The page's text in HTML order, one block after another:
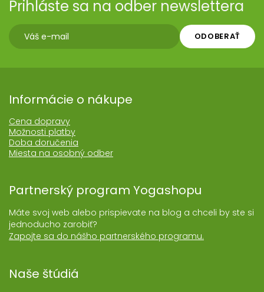
Prihláste sa na odber newslettera
ODOBERAŤ
Informácie o nákupe
Cena dopravy
Možnosti platby
Doba doručenia
Miesta na osobný odber
Partnerský program Yogashopu
Máte svoj web alebo prispievate na blog a chceli by ste si
jednoducho zarobiť?
Zapojte sa do nášho partnerského programu.
Naše štúdiá